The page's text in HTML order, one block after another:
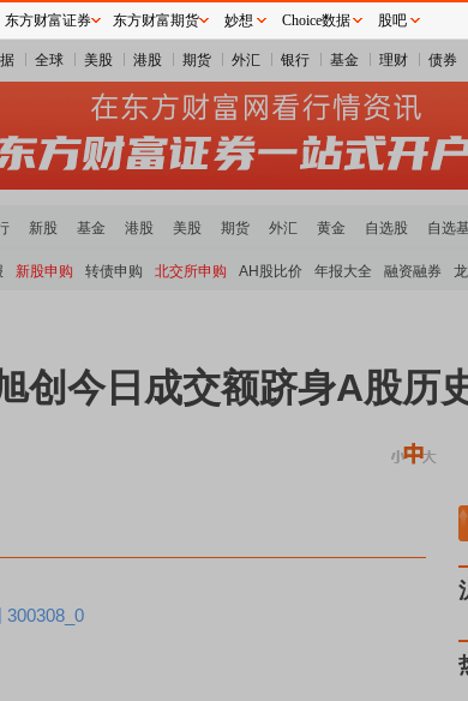
全球 美股 港股 期货 外汇 银行 基金 理财 债券
新股 基金 港股 美股 期货 外汇 黄金 自选股 自选
新股申购 转债申购 北交所申购 AH股比价 年报大全 融资融券
创今日成交额跻身A股历
涨
东方财富证券 东方财富期货 妙想 Choice数据 股吧